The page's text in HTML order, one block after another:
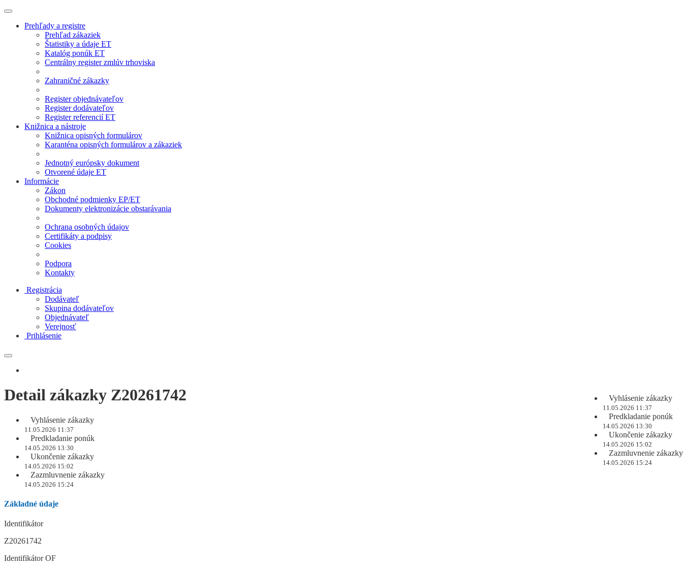
Prehľady a registre
Prehľad zákaziek
Štatistiky a údaje ET
Katalóg ponúk ET
Centrálny register zmlúv trhoviska
Zahraničné zákazky
Register objednávateľov
Register dodávateľov
Register referencií ET
Knižnica a nástroje
Knižnica opisných formulárov
Karanténa opisných formulárov a zákaziek
Jednotný európsky dokument
Otvorené údaje ET
Informácie
Zákon
Obchodné podmienky EP/ET
Dokumenty elektronizácie obstarávania
Ochrana osobných údajov
Certifikáty a podpisy
Cookies
Podpora
Kontakty
Registrácia
Dodávateľ
Skupina dodávateľov
Objednávateľ
Verejnosť
Prihlásenie
Vyhlásenie zákazky
11.05.2026 11:37
Predkladanie ponúk
14.05.2026 13:30
Ukončenie zákazky
14.05.2026 15:02
Zazmluvnenie zákazky
14.05.2026 15:24
Detail zákazky Z20261742
Vyhlásenie zákazky
11.05.2026 11:37
Predkladanie ponúk
14.05.2026 13:30
Ukončenie zákazky
14.05.2026 15:02
Zazmluvnenie zákazky
14.05.2026 15:24
Základné údaje
Identifikátor
Z20261742
Identifikátor OF